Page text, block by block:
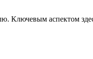
Ключевым аспектом